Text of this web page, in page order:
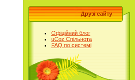
Друзі сайту
Офіційний блог
uCoz Спільнота
FAQ по системі